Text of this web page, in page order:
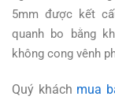
5mm được kết
quanh bo bằng
không cong vênh
Quý khách mua